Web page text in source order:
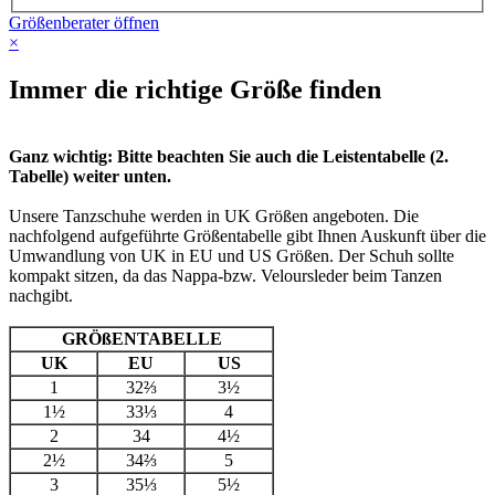
Größenberater öffnen
×
Immer die richtige Größe finden
Ganz wichtig: Bitte beachten Sie auch die Leistentabelle (2.
Tabelle) weiter unten.
Unsere Tanzschuhe werden in UK Größen angeboten. Die
nachfolgend aufgeführte Größentabelle gibt Ihnen Auskunft über die
Umwandlung von UK in EU und US Größen. Der Schuh sollte
kompakt sitzen, da das Nappa-bzw. Veloursleder beim Tanzen
nachgibt.
GRÖßENTABELLE
UK
EU
US
1
32⅔
3½
1½
33⅓
4
2
34
4½
2½
34⅔
5
3
35⅓
5½